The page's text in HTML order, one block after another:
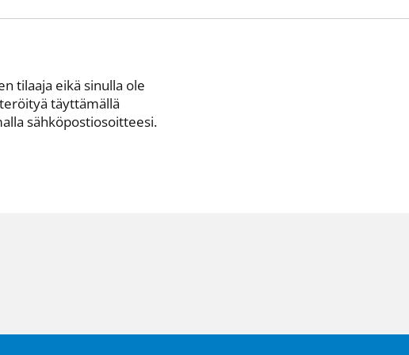
tilaaja eikä sinulla ole
täyttämällä
sähkö­posti­osoitteesi.